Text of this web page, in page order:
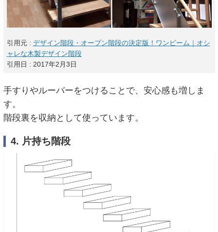
引用元 : デザイン階段・オープン階段の決定版！ワンビーム｜オシ
ャレな木製デザイン階段
引用日 : 2017年2月3日
手すりやルーバーをつけることで、安心感も増しま
す。
階段裏を収納として使っています。
4. 片持ち階段